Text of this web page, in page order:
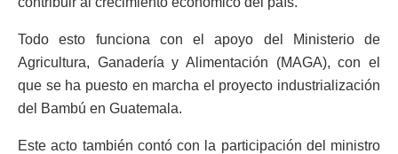
Todo esto funciona con el apoyo del Ministerio de
Agricultura, Ganadería y Alimentación (MAGA), con el
que se ha puesto en marcha el proyecto industrialización
del Bambú en Guatemala.
Este acto también contó con la participación del ministro